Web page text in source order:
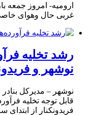
ارومیه- امروز جمعه
غربی حال وهوای
رشد تخلیه
نوشهر و
نوشهر – مدیرکل
قابل توجه تخلیه
فریدونکنار از ابتدای